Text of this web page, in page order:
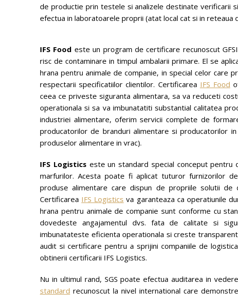
de productie prin testele si analizele destinate verificarii
efectua in laboratoarele proprii (atat local cat si in reteaua
IFS Food este un program de certificare recunoscut
risc de contaminare in timpul ambalarii primare. El se
hrana pentru animale de companie, in special celor care
respectarii specificatiilor clientilor. Certificarea IFS Food
ceea ce priveste siguranta alimentara, sa va reduceti
operationala si sa va imbunatatiti substantial calitatea
industriei alimentare, oferim servicii complete de
producatorilor de branduri alimentare si producatorilor
produselor alimentare in vrac).
IFS Logistics este un standard special conceput pentru
marfurilor. Acesta poate fi aplicat tuturor furnizorilor
produse alimentare care dispun de propriile solutii
Certificarea IFS Logistics va garanteaza ca operatiunile
hrana pentru animale de companie sunt conforme cu
dovedeste angajamentul dvs. fata de calitate si
imbunatateste eficienta operationala si creste
audit si certificare pentru a sprijini companiile de
obtinerii certificarii IFS Logistics.
Nu in ultimul rand, SGS poate efectua auditarea in
standard recunoscut la nivel international care